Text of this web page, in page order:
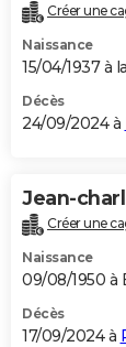
Créer une
Naissance
15/04/1937 à la
Décès
24/09/2024 à
Jean-
Créer une
Naissance
09/08/1950 à
Décès
17/09/2024 à